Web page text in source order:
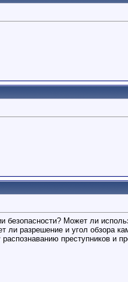
безопасности? Может ли
ли разрешение и угол обзора
преступников